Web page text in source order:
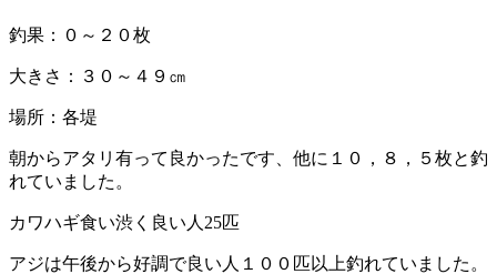
釣果：０～２０枚
大きさ：３０～４９㎝
場所：各堤
朝からアタリ有って良かったです、他に１０，８，５枚と釣
れていました。
カワハギ食い渋く良い人25匹
アジは午後から好調で良い人１００匹以上釣れていました。